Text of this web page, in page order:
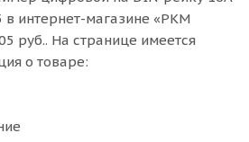
интернет-магазине «РКМ
руб.. На странице имеется
о товаре: